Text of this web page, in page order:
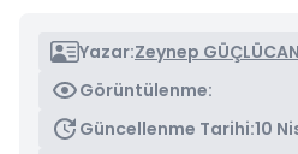
Yazar:Zeynep GÜÇLÜCAN
Görüntülenme:
Güncellenme Tarihi:10